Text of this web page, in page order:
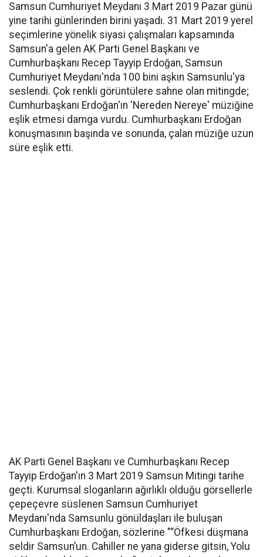
Samsun Cumhuriyet Meydanı 3 Mart 2019 Pazar günü
yine tarihi günlerinden birini yaşadı. 31 Mart 2019 yerel
seçimlerine yönelik siyasi çalışmaları kapsamında
Samsun'a gelen AK Parti Genel Başkanı ve
Cumhurbaşkanı Recep Tayyip Erdoğan, Samsun
Cumhuriyet Meydanı'nda 100 bini aşkın Samsunlu'ya
seslendi. Çok renkli görüntülere sahne olan mitingde;
Cumhurbaşkanı Erdoğan'ın 'Nereden Nereye' müziğine
eşlik etmesi damga vurdu. Cumhurbaşkanı Erdoğan
konuşmasının başında ve sonunda, çalan müziğe uzun
süre eşlik etti.
AK Parti Genel Başkanı ve Cumhurbaşkanı Recep
Tayyip Erdoğan'ın 3 Mart 2019 Samsun Mitingi tarihe
geçti. Kurumsal sloganların ağırlıklı olduğu görsellerle
çepeçevre süslenen Samsun Cumhuriyet
Meydanı'nda Samsunlu gönüldaşları ile buluşan
Cumhurbaşkanı Erdoğan, sözlerine "“Öfkesi düşmana
seldir Samsun’un. Cahiller ne yana giderse gitsin, Yolu